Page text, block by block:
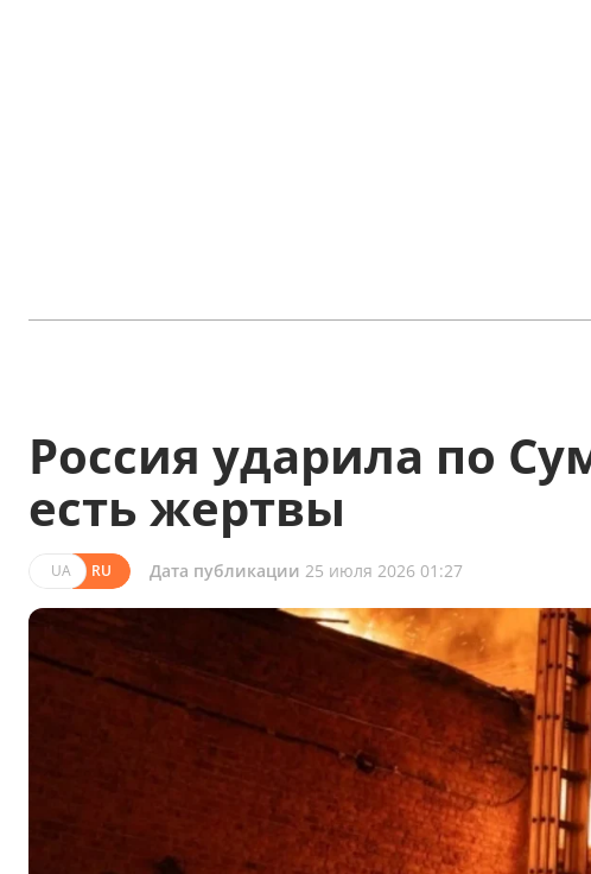
Россия ударила по
есть жертвы
UA RU Дата публикации 25 июля 2026 01:27